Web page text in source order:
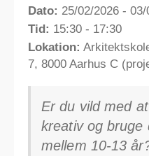
Dato: 25/02/2026 - 03/
Tid: 15:30 - 17:30
Lokation:
7, 8000 Aarhus C
Er du vild med
kreativ og bruge
mellem 10-13